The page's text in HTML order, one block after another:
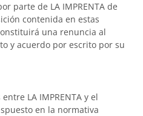
parte de LA IMPRENTA de
contenida en estas
una renuncia al
y acuerdo por escrito por su
LA IMPRENTA y el
en la normativa